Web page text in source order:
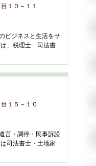
１０－１１
ビジネスと生活をサ
は、税理士 司法書
１５－１０
言・調停・民事訴訟
司法書士・土地家